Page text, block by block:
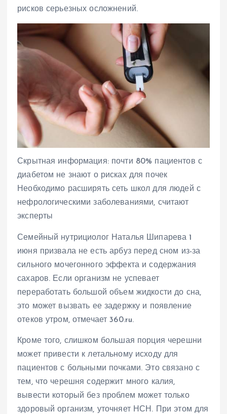
рисков серьезных осложнений.
Скрытная информация: почти 80% пациентов с
диабетом не знают о рисках для почек
Необходимо расширять сеть школ для людей с
нефрологическими заболеваниями, считают
эксперты
Семейный нутрициолог Наталья Шипарева 1
июня призвала не есть арбуз перед сном из-за
сильного мочегонного эффекта и содержания
сахаров. Если организм не успевает
переработать большой объем жидкости до сна,
это может вызвать ее задержку и появление
отеков утром, отмечает 360.ru.
Кроме того, слишком большая порция черешни
может привести к летальному исходу для
пациентов с больными почками. Это связано с
тем, что черешня содержит много калия,
вывести который без проблем может только
здоровый организм, уточняет НСН. При этом для